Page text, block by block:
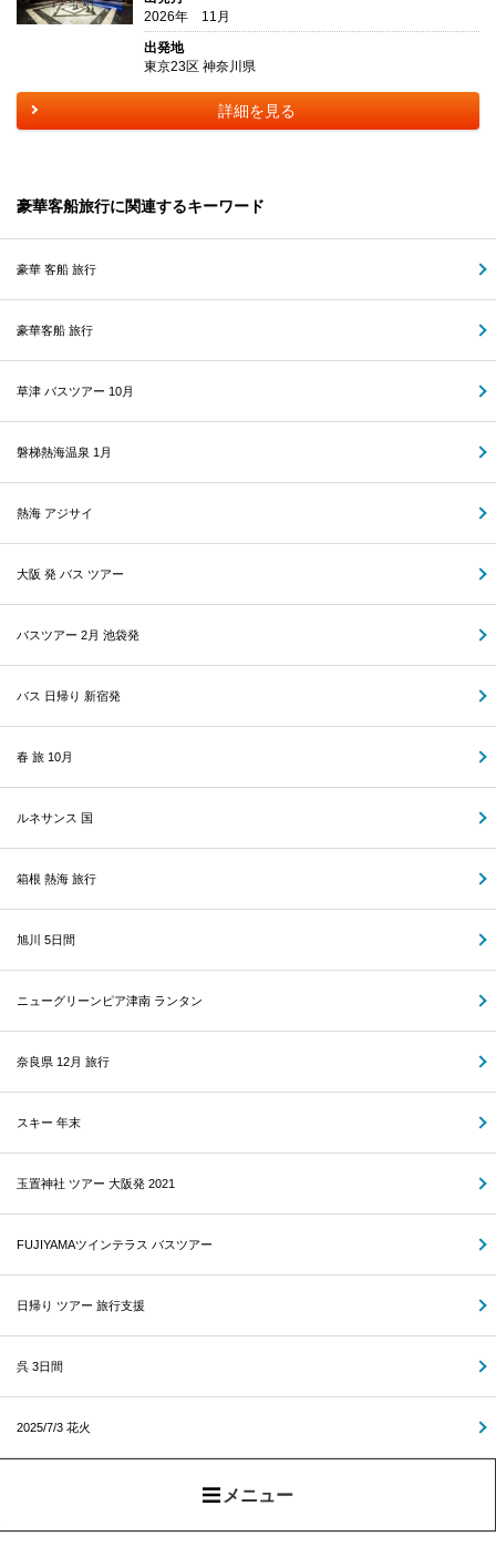
2026年 11月
出発地
東京23区 神奈川県
詳細を見る
豪華客船旅行に関連するキーワード
豪華 客船 旅行
豪華客船 旅行
草津 バスツアー 10月
磐梯熱海温泉 1月
熱海 アジサイ
大阪 発 バス ツアー
バスツアー 2月 池袋発
バス 日帰り 新宿発
春 旅 10月
ルネサンス 国
箱根 熱海 旅行
旭川 5日間
ニューグリーンピア津南 ランタン
奈良県 12月 旅行
スキー 年末
玉置神社 ツアー 大阪発 2021
FUJIYAMAツインテラス バスツアー
日帰り ツアー 旅行支援
呉 3日間
2025/7/3 花火
メニュー